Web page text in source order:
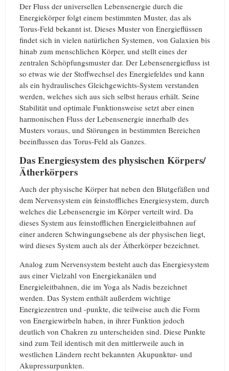
Der Fluss der universellen Lebensenergie durch die
Energiekörper folgt einem bestimmten Muster, das als
Torus-Feld bekannt ist. Dieses Muster von Energieflüssen
findet sich in vielen natürlichen Systemen, von Galaxien bis
hinab zum menschlichen Körper, und stellt eines der
zentralen Schöpfungsmuster dar. Der Lebensenergiefluss ist
so etwas wie der Stoffwechsel des Energiefeldes und kann
als ein hydraulisches Gleichgewichts-System verstanden
werden, welches sich aus sich selbst heraus erhält. Seine
Stabilität und optimale Funktionsweise setzt aber einen
harmonischen Fluss der Lebensenergie innerhalb des
Musters voraus, und Störungen in bestimmten Bereichen
beeinflussen das Torus-Feld als Ganzes.
Das Energiesystem des physischen Körpers/
Ätherkörpers
Auch der physische Körper hat neben den Blutgefäßen und
dem Nervensystem ein feinstoffliches Energiesystem, durch
welches die Lebensenergie im Körper verteilt wird. Da
dieses System aus feinstofflichen Energieleitbahnen auf
einer anderen Schwingungsebene als der physischen liegt,
wird dieses System auch als der Ätherkörper bezeichnet.
Analog zum Nervensystem besteht auch das Energiesystem
aus einer Vielzahl von Energiekanälen und
Energieleitbahnen, die im Yoga als Nadis bezeichnet
werden. Das System enthält außerdem wichtige
Energiezentren und -punkte, die teilweise auch die Form
von Energiewirbeln haben, in ihrer Funktion jedoch
deutlich von Chakren zu unterscheiden sind. Diese Punkte
sind zum Teil identisch mit den mittlerweile auch in
westlichen Ländern recht bekannten Akupunktur- und
Akupressurpunkten.